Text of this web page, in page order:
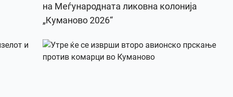
на Меѓународната ликовна колонија
„Куманово 2026“